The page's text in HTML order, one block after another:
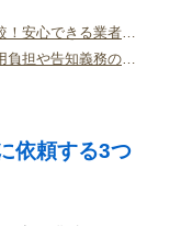
依頼する3つ